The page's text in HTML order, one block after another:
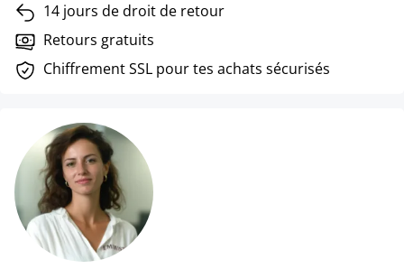
14 jours de droit de retour
Retours gratuits
Chiffrement SSL pour tes achats sécurisés